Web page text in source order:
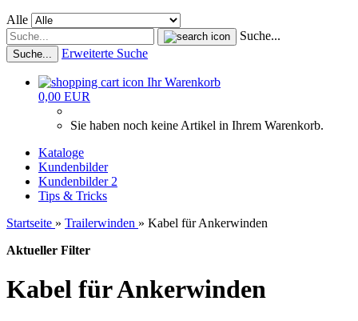
Alle
Suche...
Suche... Erweiterte Suche
Ihr Warenkorb
0,00 EUR
Sie haben noch keine Artikel in Ihrem Warenkorb.
Kataloge
Kundenbilder
Kundenbilder 2
Tips & Tricks
Startseite » Trailerwinden » Kabel für Ankerwinden
Aktueller Filter
Kabel für Ankerwinden